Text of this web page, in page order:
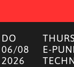
DO
06/08
2026
E-